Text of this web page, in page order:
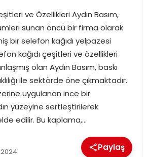
ve Özellikleri Aydın Basım,
sunan öncü bir firma olarak
bir selefon kağıdı yelpazesi
kağıdı çeşitleri ve özellikleri
olan Aydın Basım, baskı
ile sektörde öne çıkmaktadır.
uygulanan ince bir
yüzeyine sertleştirilerek
edilir. Bu kaplama,…
Paylaş